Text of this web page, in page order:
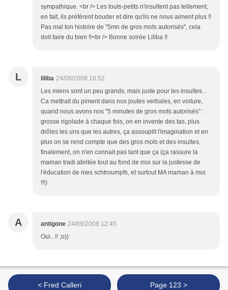
sympathique. <br /> Les touts-petits n'insultent pas tellement,
en fait, ils préfèrent bouder et dire qu'ils ne nous aiment plus !!
Pas mal ton histoire de "5mn de gros mots autorisés", cela
doit faire du bien !!<br /> Bonne soirée Liliba !!
L liliba 24/09/2008 18:52
Les miens sont un peu grands, mais juste pour les insultes...
Ca mettrait du piment dans nos joutes verbales, en voiture,
quand nous avons nos "5 minutes de gros mots autorisés" :
grosse rigolade à chaque fois, on en invente des tas, plus
drôles les uns que les autres, ça assouplit l'imagination et en
plus on se rend compte que des gros mots et des insultes,
finalement, on n'en connait pas tant que ça (ça rassure la
maman tradi abritée tout au fond de moi sur la justesse de
l'éducation de mes schtroumpfs, et surtout MA maman à moi
!!!)
A antigone 24/09/2008 12:45
Oui...!! ;o))
< Fred Calleri Page 123 >